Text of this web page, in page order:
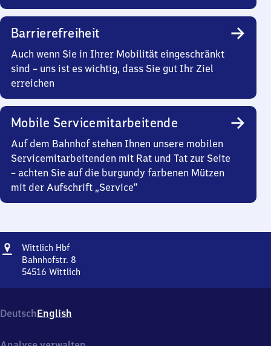
Barrierefreiheit
Auch wenn Sie in Ihrer Mobilität eingeschränkt
sind – uns ist es wichtig, dass Sie gut Ihr Ziel
erreichen
Mobile Servicemitarbeitende
Auf dem Bahnhof stehen Ihnen unsere mobilen
Servicemitarbeitenden mit Rat und Tat zur Seite
– achten Sie auf die burgundy farbenen Mützen
mit der Aufschrift „Service“
Adresse
Wittlich HbfWittlich
Hauptbahnhof
Bahnhofstr. 8
54516 Wittlich
Bahnhofstr.
8,
DeutschEnglish